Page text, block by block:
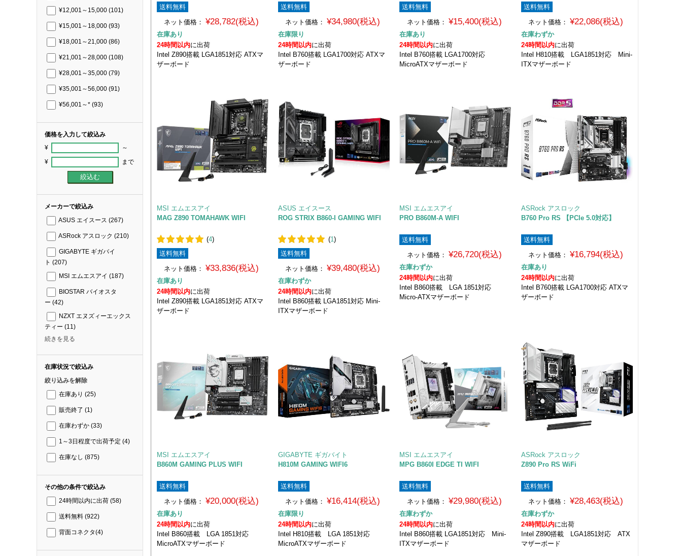
¥12,001～15,000 (101)
¥15,001～18,000 (93)
¥18,001～21,000 (86)
¥21,001～28,000 (108)
¥28,001～35,000 (79)
¥35,001～56,000 (91)
¥56,001～* (93)
価格を入力して絞込み
¥ ～
¥ まで
メーカーで絞込み
ASUS エイスース (267)
ASRock アスロック (210)
GIGABYTE ギガバイ
ト (207)
MSI エムエスアイ (187)
BIOSTAR バイオスタ
ー (42)
NZXT エヌズィーエックス
ティー (11)
続きを見る
在庫状況で絞込み
絞り込みを解除
在庫あり (25)
販売終了 (1)
在庫わずか (33)
1～3日程度で出荷予定 (4)
在庫なし (875)
その他の条件で絞込み
24時間以内に出荷 (58)
送料無料 (922)
背面コネクタ(4)
送料無料
ネット価格：
¥28,782(税込)
在庫あり
24時間以内に出荷
Intel Z890搭載 LGA1851対応 ATXマ
ザーボード
送料無料
ネット価格：
¥34,980(税込)
在庫限り
24時間以内に出荷
Intel B760搭載 LGA1700対応 ATXマ
ザーボード
送料無料
ネット価格： ¥15,400(税込)
在庫あり
24時間以内に出荷
Intel B760搭載 LGA1700対応
MicroATXマザーボード
送料無料
ネット価格： ¥22,086(税込)
在庫わずか
24時間以内に出荷
Intel H810搭載 LGA1851対応 Mini-
ITXマザーボード
MSI エムエスアイ
MAG Z890 TOMAHAWK WIFI
(4)
送料無料
ネット価格：
¥33,836(税込)
在庫あり
24時間以内に出荷
Intel Z890搭載 LGA1851対応 ATXマ
ザーボード
ASUS エイスース
ROG STRIX B860-I GAMING WIFI
(1 )
送料無料
ネット価格：
¥39,480(税込)
在庫わずか
24時間以内に出荷
Intel B860搭載 LGA1851対応 Mini-
ITXマザーボード
MSI エムエスアイ
PRO B860M-A WIFI
送料無料
ネット価格： ¥26,720(税込)
在庫わずか
24時間以内に出荷
Intel B860搭載 LGA 1851対応
Micro-ATXマザーボード
ASRock アスロック
B760 Pro RS 【PCIe 5.0対応】
送料無料
ネット価格： ¥16,794(税込)
在庫あり
24時間以内に出荷
Intel B760搭載 LGA1700対応 ATXマ
ザーボード
MSI エムエスアイ
B860M GAMING PLUS WIFI
送料無料
ネット価格：
¥20,000(税込)
在庫あり
24時間以内に出荷
Intel B860搭載 LGA 1851対応
MicroATXマザーボード
GIGABYTE ギガバイト
H810M GAMING WIFI6
送料無料
ネット価格：
¥16,414(税込)
在庫限り
24時間以内に出荷
Intel H810搭載 LGA 1851対応
MicroATXマザーボード
MSI エムエスアイ
MPG B860I EDGE TI WIFI
送料無料
ネット価格： ¥29,980(税込)
在庫わずか
24時間以内に出荷
Intel B860搭載 LGA1851対応 Mini-
ITXマザーボード
ASRock アスロック
Z890 Pro RS WiFi
送料無料
ネット価格： ¥28,463(税込)
在庫わずか
24時間以内に出荷
Intel Z890搭載 LGA1851対応 ATX
マザーボード